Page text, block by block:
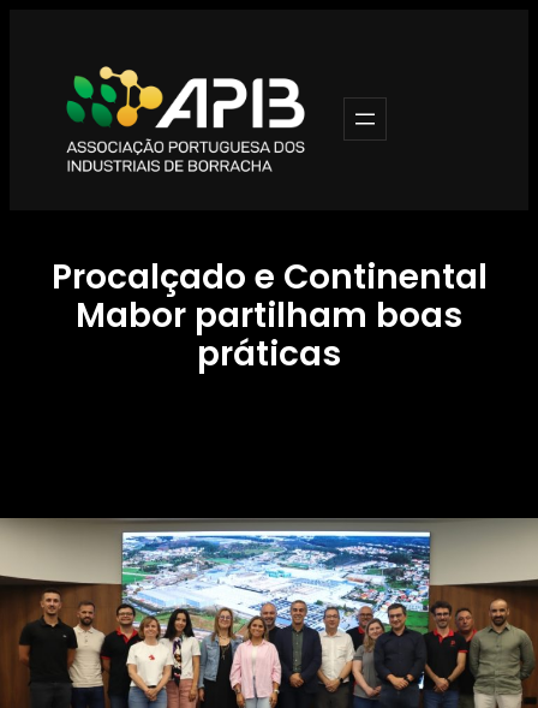
conteúdo
Procalçado e Continental
Mabor partilham boas
práticas